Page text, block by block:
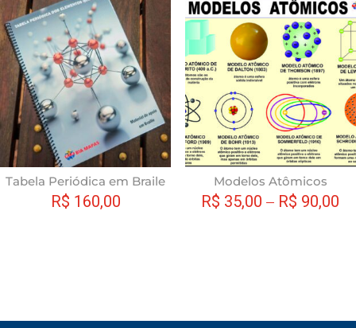
Tabela Periódica em Braile
R$ 160,00
Modelos Atômicos
R$ 35,00 – R$ 90,00